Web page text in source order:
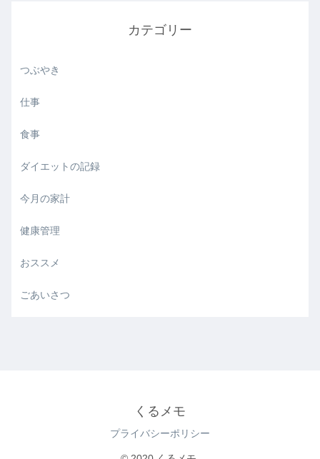
カテゴリー
つぶやき
仕事
食事
ダイエットの記録
今月の家計
健康管理
おススメ
ごあいさつ
くるメモ
プライバシーポリシー